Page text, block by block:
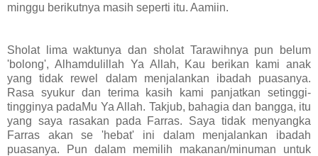
minggu berikutnya masih seperti itu. Aamiin.
Sholat lima waktunya dan sholat Tarawihnya pun belum
'bolong', Alhamdulillah Ya Allah, Kau berikan kami anak
yang tidak rewel dalam menjalankan ibadah puasanya.
Rasa syukur dan terima kasih kami panjatkan setinggi-
tingginya padaMu Ya Allah. Takjub, bahagia dan bangga, itu
yang saya rasakan pada Farras. Saya tidak menyangka
Farras akan se 'hebat' ini dalam menjalankan ibadah
puasanya. Pun dalam memilih makanan/minuman untuk